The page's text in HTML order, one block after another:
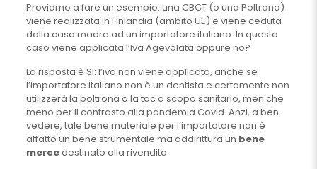
Proviamo a fare un esempio: una CBCT (o una Poltrona)
viene realizzata in Finlandia (ambito UE) e viene ceduta
dalla casa madre ad un importatore italiano. In questo
caso viene applicata l’Iva Agevolata oppure no?
La risposta è SI: l’iva non viene applicata, anche se
l’importatore italiano non è un dentista e certamente non
utilizzerà la poltrona o la tac a scopo sanitario, men che
meno per il contrasto alla pandemia Covid. Anzi, a ben
vedere, tale bene materiale per l’importatore non è
affatto un bene strumentale ma addirittura un bene
mercedestinato alla rivendita.